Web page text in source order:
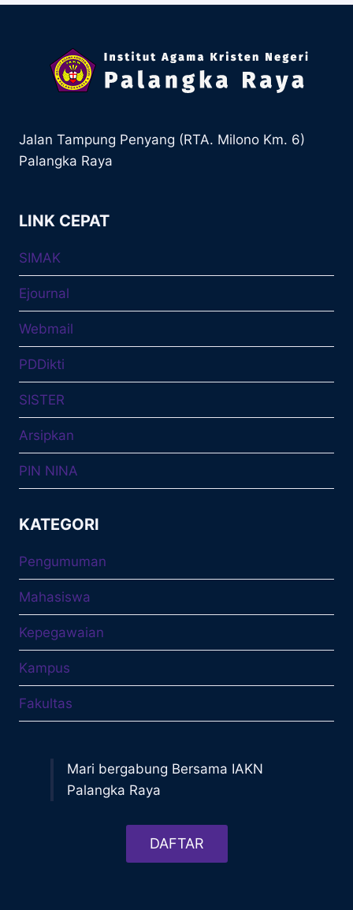
Jalan Tampung Penyang (RTA. Milono Km. 6)
Palangka Raya
LINK CEPAT
SIMAK
Ejournal
Webmail
PDDikti
SISTER
Arsipkan
PIN NINA
KATEGORI
Pengumuman
Mahasiswa
Kepegawaian
Kampus
Fakultas
Mari bergabung Bersama IAKN
Palangka Raya
DAFTAR